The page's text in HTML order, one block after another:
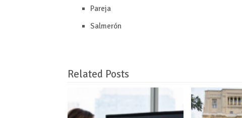
Pareja
Salmerón
Related Posts